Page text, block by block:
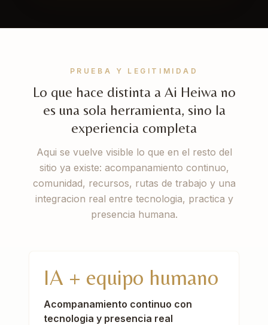
PRUEBA Y LEGITIMIDAD
Lo que hace distinta a Ai Heiwa no
es una sola herramienta, sino la
experiencia completa
Aqui se vuelve visible lo que en el resto del
sitio ya existe: acompanamiento continuo,
comunidad, recursos, rutas de trabajo y una
integracion real entre tecnologia, practica y
presencia humana.
IA + equipo humano
Acompanamiento continuo con
tecnologia y presencia real